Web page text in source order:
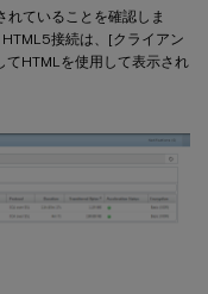
ていることを確認しま
接続は、[クライアン
てHTMLを使用して表示され